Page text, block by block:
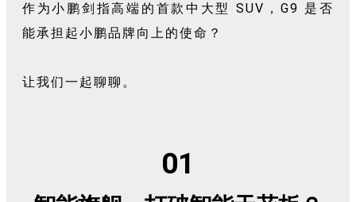
作为小鹏剑指高端的首款中大型 SUV，G9 是否
能承担起小鹏品牌向上的使命？
让我们一起聊聊。
01